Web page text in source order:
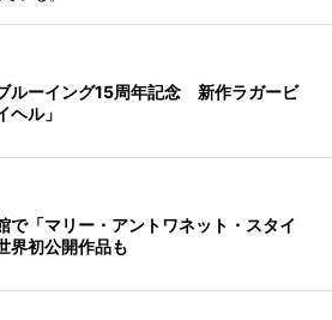
ルーイング15周年記念 新作ラガービ
ヘル」
で「マリー・アントワネット・スタイ
初公開作品も